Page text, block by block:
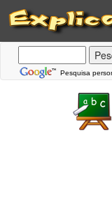
Pesquisa